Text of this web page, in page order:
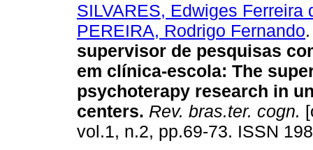
SILVARES, Edwiges Ferreira
PEREIRA, Rodrigo Fernando.
supervisor de pesquisas
em clínica-escola: The
psychoterapy research in
centers. Rev. bras.ter. cogn.
vol.1, n.2, pp.69-73. ISSN